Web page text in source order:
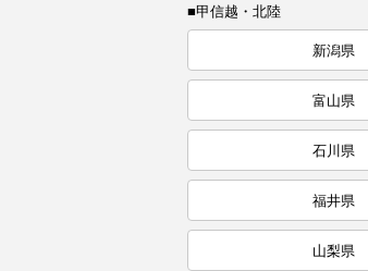
■甲信越・北陸
新潟県
富山県
石川県
福井県
山梨県